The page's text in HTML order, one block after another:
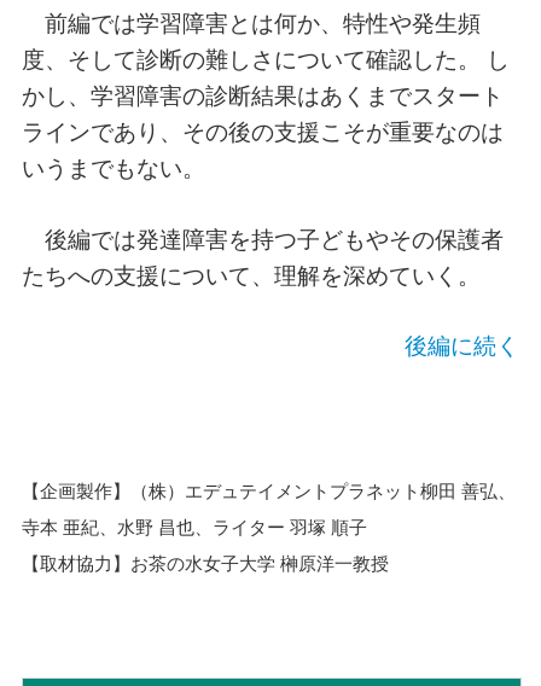
前編では学習障害とは何か、特性や発生頻
度、そして診断の難しさについて確認した。 し
かし、学習障害の診断結果はあくまでスタート
ラインであり、その後の支援こそが重要なのは
いうまでもない。
後編では発達障害を持つ子どもやその保護者
たちへの支援について、理解を深めていく。
後編に続く
【企画製作】（株）エデュテイメントプラネット柳田 善弘、
寺本 亜紀、水野 昌也、ライター 羽塚 順子
【取材協力】お茶の水女子大学 榊原洋一教授